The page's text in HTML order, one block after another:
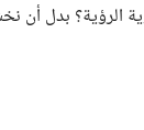
الرؤية؟ بدل أن